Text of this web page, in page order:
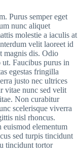
Purus semper eget
nunc aliquet
molestie a iaculis at
velit laoreet id
magnis dis. Odio
Faucibus purus in
egestas fringilla
justo nec ultrices
vitae nunc sed velit
Non curabitur
scelerisque viverra
nisl rhoncus.
euismod elementum
sed turpis tincidunt
tincidunt tortor